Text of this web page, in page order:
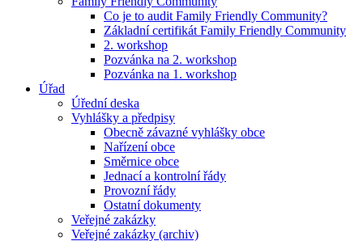
Co je to audit Family Friendly Community?
Základní certifikát Family Friendly Community
2. workshop
Pozvánka na 2. workshop
Pozvánka na 1. workshop
Úřad
Úřední deska
Vyhlášky a předpisy
Obecně závazné vyhlášky obce
Nařízení obce
Směrnice obce
Jednací a kontrolní řády
Provozní řády
Ostatní dokumenty
Veřejné zakázky
Veřejné zakázky (archiv)